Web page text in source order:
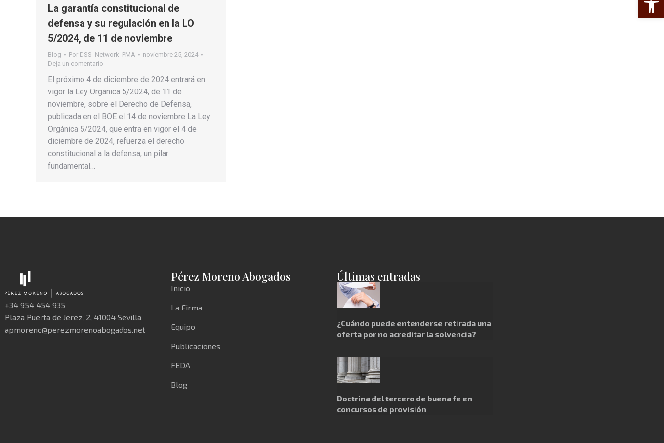
La garantía constitucional de
defensa y su regulación en la LO
5/2024, de 11 de noviembre
Blog Por DSS_Network_PMA
noviembre 25, 2024
Deja un comentario
El próximo 4 de diciembre de 2024 entrará en
vigor la Ley Orgánica 5/2024, de 11 de
noviembre, sobre el Derecho de Defensa,
publicada en el BOE el 14 de noviembre La Ley
Orgánica 5/2024, que entra en vigor el 4 de
diciembre de 2024, refuerza el derecho
constitucional a la defensa, un pilar
fundamental…
+34 954 454 935
Plaza Puerta de Jerez, 2, 41004 Sevilla
apmoreno@perezmorenoabogados.net
Pérez Moreno Abogados
Inicio
La Firma
Equipo
Publicaciones
FEDA
Blog
Últimas entradas
¿Cuándo puede entenderse retirada una
oferta por no acreditar la solvencia?
Doctrina del tercero de buena fe en
concursos de provisión